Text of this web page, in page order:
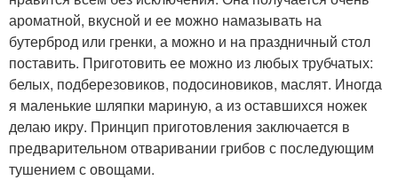
ароматной, вкусной и ее можно намазывать на
бутерброд или гренки, а можно и на праздничный стол
поставить. Приготовить ее можно из любых трубчатых:
белых, подберезовиков, подосиновиков, маслят. Иногда
я маленькие шляпки мариную, а из оставшихся ножек
делаю икру. Принцип приготовления заключается в
предварительном отваривании грибов с последующим
тушением с овощами.